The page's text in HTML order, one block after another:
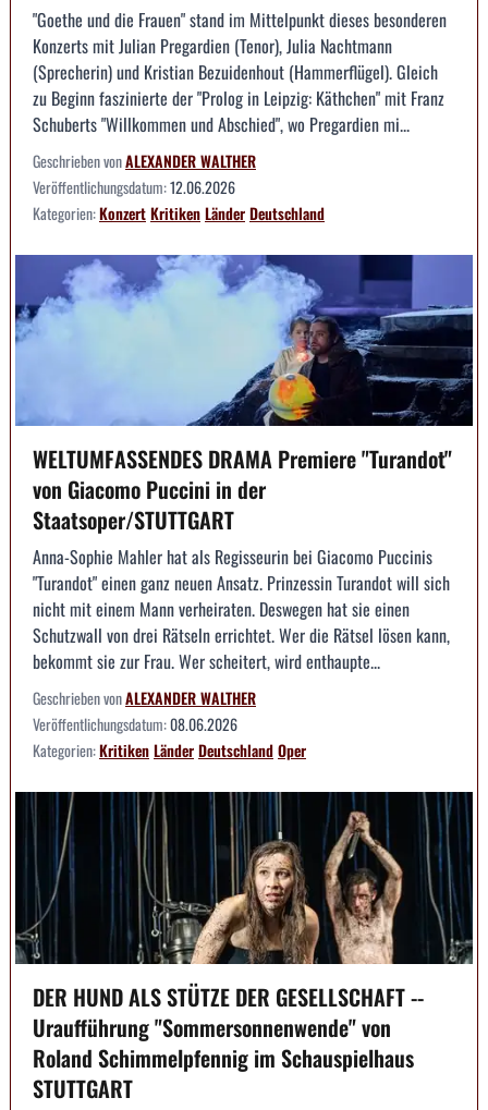
"Goethe und die Frauen" stand im Mittelpunkt dieses besonderen
Konzerts mit Julian Pregardien (Tenor), Julia Nachtmann
(Sprecherin) und Kristian Bezuidenhout (Hammerflügel). Gleich
zu Beginn faszinierte der "Prolog in Leipzig: Käthchen" mit Franz
Schuberts "Willkommen und Abschied", wo Pregardien mi...
Geschrieben vonALEXANDER WALTHER
Veröffentlichungsdatum:12.06.2026
Kategorien:KonzertKritikenLänderDeutschland
WELTUMFASSENDES DRAMA Premiere "Turandot"
von Giacomo Puccini in der
Staatsoper/STUTTGART
Anna-Sophie Mahler hat als Regisseurin bei Giacomo Puccinis
"Turandot" einen ganz neuen Ansatz. Prinzessin Turandot will sich
nicht mit einem Mann verheiraten. Deswegen hat sie einen
Schutzwall von drei Rätseln errichtet. Wer die Rätsel lösen kann,
bekommt sie zur Frau. Wer scheitert, wird enthaupte...
Geschrieben vonALEXANDER WALTHER
Veröffentlichungsdatum:08.06.2026
Kategorien:KritikenLänderDeutschlandOper
DER HUND ALS STÜTZE DER GESELLSCHAFT --
Uraufführung "Sommersonnenwende" von
Roland Schimmelpfennig im Schauspielhaus
STUTTGART